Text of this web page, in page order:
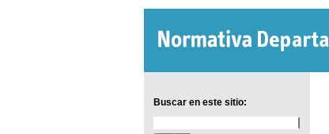
Buscar en este sitio: